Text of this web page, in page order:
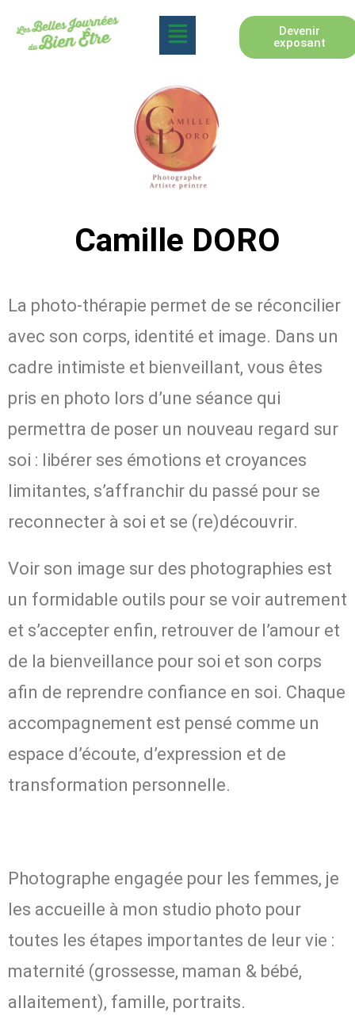
Devenir
exposant
Camille DORO
La photo-thérapie permet de se réconcilier
avec son corps, identité et image. Dans un
cadre intimiste et bienveillant, vous êtes
pris en photo lors d’une séance qui
permettra de poser un nouveau regard sur
soi : libérer ses émotions et croyances
limitantes, s’affranchir du passé pour se
reconnecter à soi et se (re)découvrir.
Voir son image sur des photographies est
un formidable outils pour se voir autrement
et s’accepter enfin, retrouver de l’amour et
de la bienveillance pour soi et son corps
afin de reprendre confiance en soi. Chaque
accompagnement est pensé comme un
espace d’écoute, d’expression et de
transformation personnelle.
Photographe engagée pour les femmes, je
les accueille à mon studio photo pour
toutes les étapes importantes de leur vie :
maternité (grossesse, maman & bébé,
allaitement), famille, portraits.